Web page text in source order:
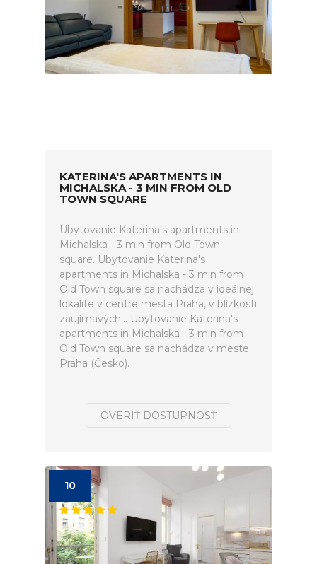
KATERINA'S APARTMENTS IN
MICHALSKA - 3 MIN FROM OLD
TOWN SQUARE
Ubytovanie Katerina's apartments in
Michalska - 3 min from Old Town
square. Ubytovanie Katerina's
apartments in Michalska - 3 min from
Old Town square sa nachádza v ideálnej
lokalite v centre mesta Praha, v blízkosti
zaujímavých... Ubytovanie Katerina's
apartments in Michalska - 3 min from
Old Town square sa nachádza v meste
Praha (Česko).
OVERIŤ DOSTUPNOSŤ
10